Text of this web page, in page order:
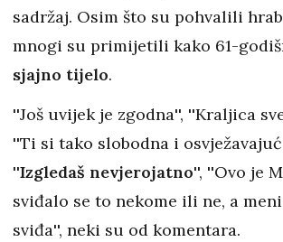
sadržaj. Osim što su pohvalili
mnogi su primijetili kako 61-
sjajno tijelo.
''Još uvijek je zgodna'', ''Kraljica
''Ti si tako slobodna i
''Izgledaš nevjerojatno'', ''Ovo je
sviđalo se to nekome ili ne, a
sviđa'', neki su od komentara.